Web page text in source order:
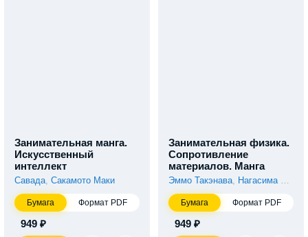
Занимательная манга.
Искусственный
интеллект
Савада Сакамото Маки
Бумага Формат PDF
949 ₽
Занимательная физика.
Сопротивление
материалов. Манга
Эммо Такэнава Нагасима Тосио
Бумага Формат PDF
949 ₽